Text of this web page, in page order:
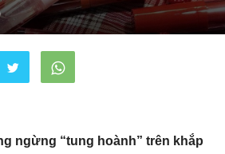
ngừng “tung hoành” trên khắp